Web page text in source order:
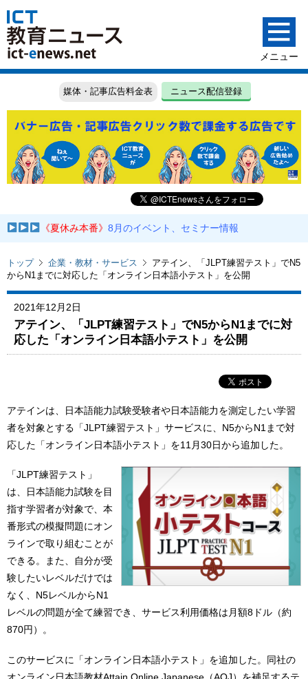
媒体・記事広告料金表 ニュース配信登録
《夏休み本番》8月のイベント、セミナー情報
トップ 企業・教材・サービス
アテイン、「JLPT練習テスト」でN5
からN1までに対応した「オンライン日本語小テスト」を公開
2021年12月2日
アテイン、「JLPT練習テスト」でN5からN1までに対
応した「オンライン日本語小テスト」を公開
アテインは、日本語能力試験受験者や日本語能力を測定したい学習
者を対象とする「JLPT練習テスト」サービスに、N5からN1まで対
応した「オンライン日本語小テスト」を11月30日から追加した。
「JLPT練習テスト」
は、日本語能力試験を目
指す学習者が対象で、本
番形式の模擬問題にオン
ラインで取り組むことが
できる。また、自分が受
験したいレベルだけでは
なく、N5レベルからN1
レベルの問題が全て練習でき、サービス利用価格は月額8ドル（約
870円）。
このサービスに「オンライン日本語小テスト」を追加した。同社の